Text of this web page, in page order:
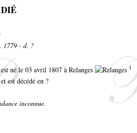
DIÉ
1779 - d. ?
est né le 03 avril 1807 à Relanges 1
et est décédé en ?
inconnue.